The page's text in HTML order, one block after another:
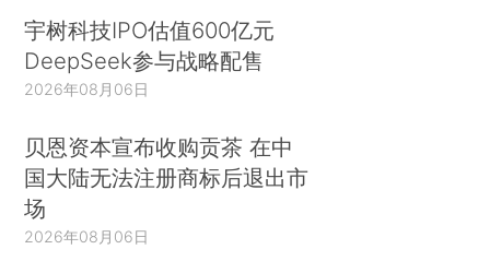
宇树科技IPO估值600亿元
DeepSeek参与战略配售
2026年08月06日
贝恩资本宣布收购贡茶 在中
国大陆无法注册商标后退出市
场
2026年08月06日